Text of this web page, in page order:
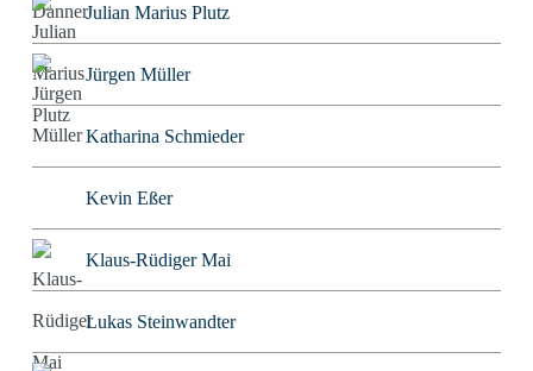
Julian Marius Plutz
Jürgen Müller
Katharina Schmieder
Kevin Eßer
Klaus-Rüdiger Mai
Lukas Steinwandter